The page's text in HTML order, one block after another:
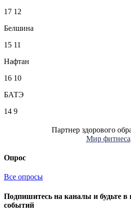
17 12
Белшина
15 11
Нафтан
16 10
БАТЭ
14 9
Партнер здорового
Мир фитнеса
Опрос
Все опросы
Подпишитесь на каналы и будьте в
событий